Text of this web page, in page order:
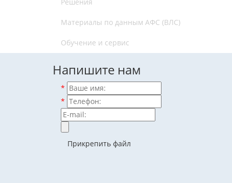
Материалы по данным АФС (ВЛС)
Обучение и сервис
Напишите нам
*
*
Прикрепить файл